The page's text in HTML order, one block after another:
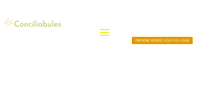
PRENDRE RENDEZ-VOUS EN LIGNE